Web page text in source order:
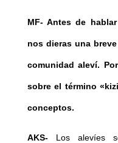
MF- Antes de
nos dieras una
comunidad aleví.
sobre el término
conceptos.
AKS-Los alevíes